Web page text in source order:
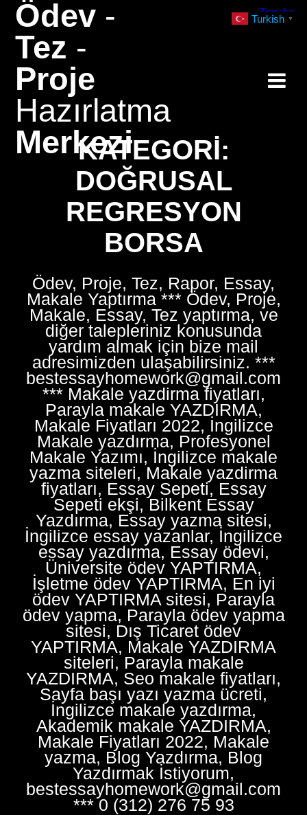
Ödev -
Tez -
Proje
Hazırlatma
MerkeziKATEGORI:
DOĞRUSAL
REGRESYON
BORSA
Ödev, Proje, Tez, Rapor, Essay,
Makale Yaptırma *** Ödev, Proje,
Makale, Essay, Tez yaptırma, ve
diğer talepleriniz konusunda
yardım almak için bize mail
adresimizden ulaşabilirsiniz. ***
bestessayhomework@gmail.com
*** Makale yazdirma fiyatları,
Parayla makale YAZDIRMA,
Makale Fiyatları 2022, İngilizce
Makale yazdırma, Profesyonel
Makale Yazımı, İngilizce makale
yazma siteleri, Makale yazdirma
fiyatları, Essay Sepeti, Essay
Sepeti ekşi, Bilkent Essay
Yazdırma, Essay yazma sitesi,
İngilizce essay yazanlar, İngilizce
essay yazdırma, Essay ödevi,
Üniversite ödev YAPTIRMA,
İşletme ödev YAPTIRMA, En iyi
ödev YAPTIRMA sitesi, Parayla
ödev yapma, Parayla ödev yapma
sitesi, Dış Ticaret ödev
YAPTIRMA, Makale YAZDIRMA
siteleri, Parayla makale
YAZDIRMA, Seo makale fiyatları,
Sayfa başı yazı yazma ücreti,
İngilizce makale yazdırma,
Akademik makale YAZDIRMA,
Makale Fiyatları 2022, Makale
yazma, Blog Yazdırma, Blog
Yazdırmak İstiyorum,
bestessayhomework@gmail.com
*** 0 (312) 276 75 93
Turkish ▼